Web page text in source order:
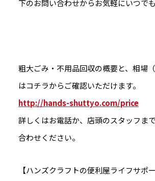
下のお問い合わせからお気軽にいつで
粗大ごみ・不用品回収の概要と、相場
はコチラからご確認いただけます。
http://hands-shuttyo.com/price
詳しくはお電話か、店頭のスタッフま
合わせください。
【ハンズクラフトの便利屋ライフサポー